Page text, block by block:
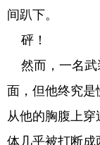
间趴下。
砰！
然而，一名武
面，但他终究是
从他的胸腹上
体几乎被打断成